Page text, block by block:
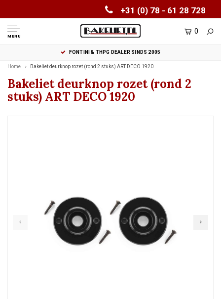
+31 (0) 78 - 61 28 728
MENU
0
FONTINI & THPG DEALER SINDS 2005
Home Bakeliet deurknop rozet (rond 2 stuks) ART DECO 1920
Bakeliet deurknop rozet (rond 2
stuks) ART DECO 1920